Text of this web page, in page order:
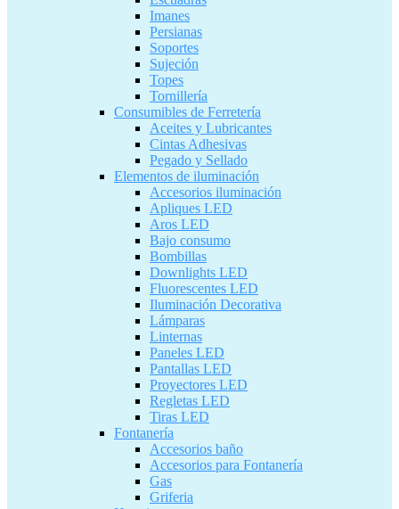
Imanes
Persianas
Soportes
Sujeción
Topes
Tornillería
Consumibles de Ferretería
Aceites y Lubricantes
Cintas Adhesivas
Pegado y Sellado
Elementos de iluminación
Accesorios iluminación
Apliques LED
Aros LED
Bajo consumo
Bombillas
Downlights LED
Fluorescentes LED
Iluminación Decorativa
Lámparas
Linternas
Paneles LED
Pantallas LED
Proyectores LED
Regletas LED
Tiras LED
Fontanería
Accesorios baño
Accesorios para Fontanería
Gas
Griferia